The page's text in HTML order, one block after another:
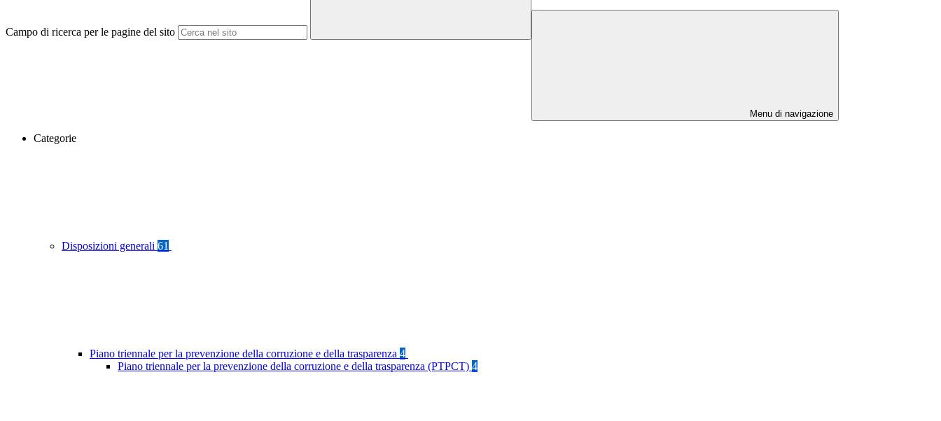
Campo di ricerca per le pagine del sito
Menu di navigazione
Categorie
Disposizioni generali 61
Piano triennale per la prevenzione della corruzione e della trasparenza 4
Piano triennale per la prevenzione della corruzione e della trasparenza (PTPCT) 4